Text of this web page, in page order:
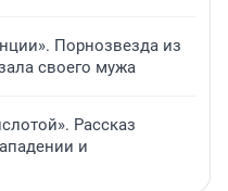
Порнозвезда из
своего мужа
Рассказ
и